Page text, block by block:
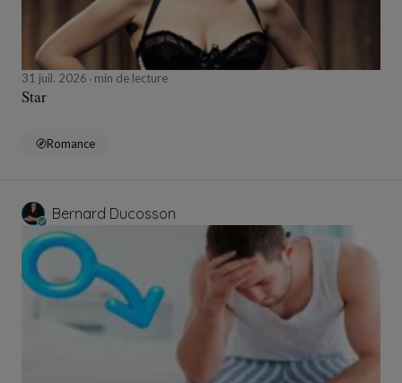
31 juil. 2026 min de lecture
Star
Romance
Bernard Ducosson